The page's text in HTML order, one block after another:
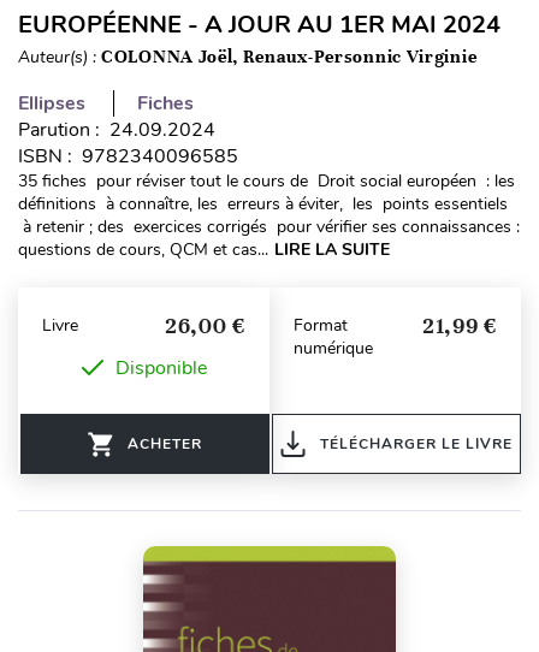
EUROPÉENNE - A JOUR AU 1ER MAI 2024
Auteur(s) : COLONNA Joël, Renaux-Personnic Virginie
Ellipses
Fiches
Parution : 24.09.2024
ISBN : 9782340096585
35 fiches pour réviser tout le cours de Droit social européen : les
définitions à connaître, les erreurs à éviter, les points essentiels
à retenir ; des exercices corrigés pour vérifier ses connaissances :
questions de cours, QCM et cas... LIRE LA SUITE
Livre 26,00 €
Disponible
ACHETER
Format
numérique
21,99 €
TÉLÉCHARGER LE LIVRE